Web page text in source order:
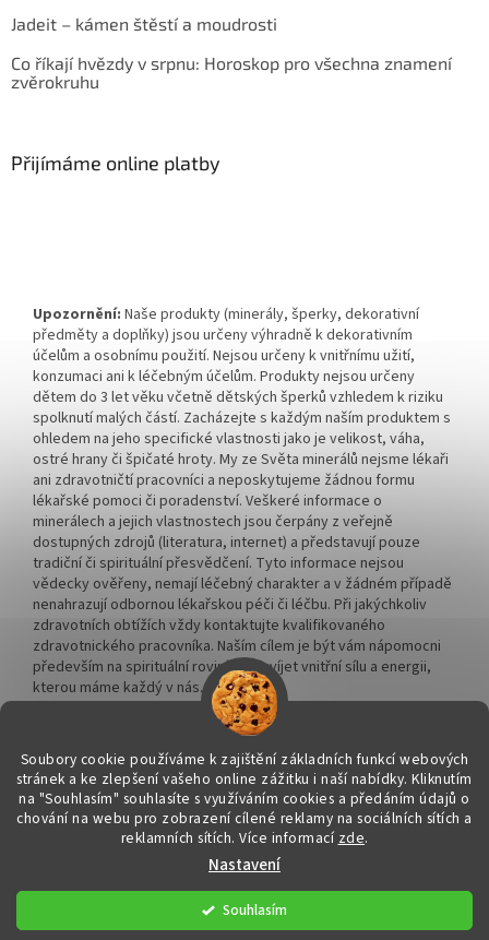
Soubory cookie používáme k zajištění základních funkcí webových
stránek a ke zlepšení vašeho online zážitku i naší nabídky. Kliknutím
na "Souhlasím" souhlasíte s využíváním cookies a předáním údajů o
chování na webu pro zobrazení cílené reklamy na sociálních sítích a
reklamních sítích. Více informací zde.
Nastavení
Souhlasím
Jadeit – kámen štěstí a moudrosti
Co říkají hvězdy v srpnu: Horoskop pro všechna znamení
zvěrokruhu
Přijímáme online platby
Upozornění: Naše produkty (minerály, šperky, dekorativní
předměty a doplňky) jsou určeny výhradně k dekorativním
účelům a osobnímu použití. Nejsou určeny k vnitřnímu užití,
konzumaci ani k léčebným účelům. Produkty nejsou určeny
dětem do 3 let věku včetně dětských šperků vzhledem k riziku
spolknutí malých částí. Zacházejte s každým naším produktem s
ohledem na jeho specifické vlastnosti jako je velikost, váha,
ostré hrany či špičaté hroty. My ze Světa minerálů nejsme lékaři
ani zdravotničtí pracovníci a neposkytujeme žádnou formu
lékařské pomoci či poradenství. Veškeré informace o
minerálech a jejich vlastnostech jsou čerpány z veřejně
dostupných zdrojů (literatura, internet) a představují pouze
tradiční či spirituální přesvědčení. Tyto informace nejsou
vědecky ověřeny, nemají léčebný charakter a v žádném případě
nenahrazují odbornou lékařskou péči či léčbu. Při jakýchkoliv
zdravotních obtížích vždy kontaktujte kvalifikovaného
zdravotnického pracovníka. Naším cílem je být vám nápomocni
především na spirituální rovině a rozvíjet vnitřní sílu a energii,
kterou máme každý v nás.
Vytvořil Shoptet
nastavení cookies